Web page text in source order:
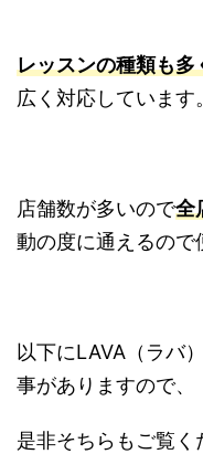
レッスンの種類も多
広く対応しています。
店舗数が多いので全
動の度に通えるので
以下にLAVA（ラバ
事がありますので、
是非そちらもご覧く